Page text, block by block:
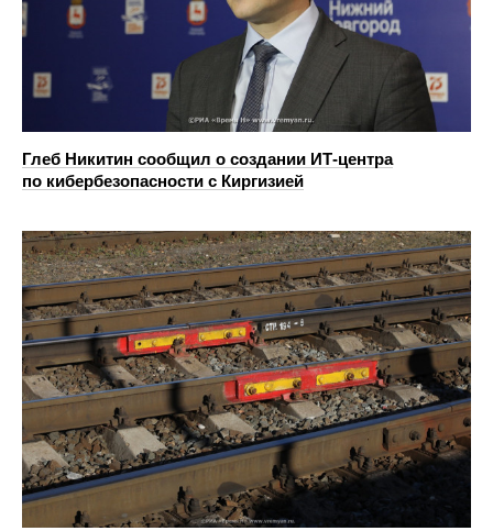
Глеб Никитин сообщил о создании ИТ-центра
по кибербезопасности с Киргизией